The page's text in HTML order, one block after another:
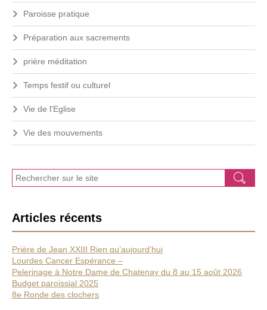
Paroisse pratique
Préparation aux sacrements
prière méditation
Temps festif ou culturel
Vie de l'Eglise
Vie des mouvements
J
e
c
h
r
c
h
e
Ok
Articles récents
Prière de Jean XXIII Rien qu’aujourd’hui
Lourdes Cancer Espérance –
Pelerinage à Notre Dame de Chatenay du 8 au 15 août 2026
Budget paroissial 2025
8e Ronde des clochers